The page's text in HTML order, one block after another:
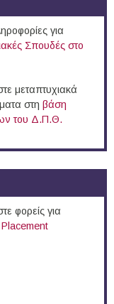
για
Σπουδές στο
μεταπτυχιακά
στη βάση
του Δ.Π.Θ.
φορείς για